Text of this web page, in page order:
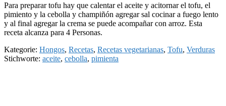
Para preparar tofu hay que calentar el aceite y acitornar el tofu, el
pimiento y la cebolla y champiñón agregar sal cocinar a fuego lento
y al final agregar la crema se puede acompañar con arroz. Esta
receta alcanza para 4 Personas.
Kategorie: Hongos, Recetas, Recetas vegetarianas, Tofu, Verduras
Stichworte: aceite, cebolla, pimienta